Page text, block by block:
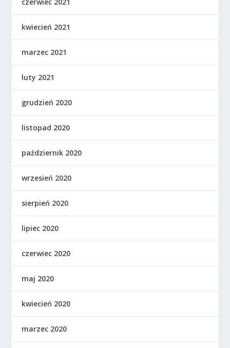
kwiecień 2021
marzec 2021
luty 2021
grudzień 2020
listopad 2020
październik 2020
wrzesień 2020
sierpień 2020
lipiec 2020
czerwiec 2020
maj 2020
kwiecień 2020
marzec 2020